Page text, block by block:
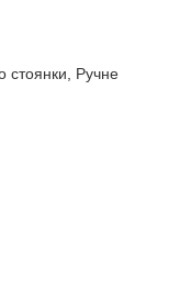
стоянки, Ручне